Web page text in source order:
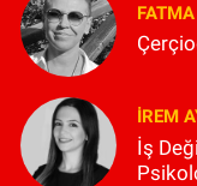
İREM
İş